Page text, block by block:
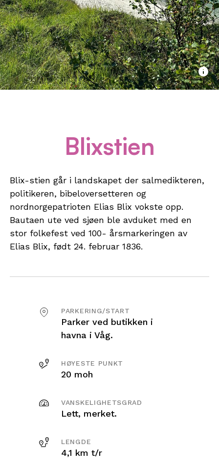
Blixstien
Blix-stien går i landskapet der salmedikteren,
politikeren, bibeloversetteren og
nordnorgepatrioten Elias Blix vokste opp.
Bautaen ute ved sjøen ble avduket med en
stor folkefest ved 100- årsmarkeringen av
Elias Blix, født 24. februar 1836.
PARKERING/START
Parker ved butikken i
havna i Våg.
HØYESTE PUNKT
20 moh
VANSKELIGHETSGRAD
Lett, merket.
LENGDE
4,1 km t/r